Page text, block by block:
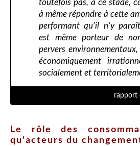
toutefois pas, à ce stade,
à même répondre à cette
performant qu’il n’y
est même porteur de
pervers
économiquement
socialement et
rapport
Le rôle des
qu'acteurs du